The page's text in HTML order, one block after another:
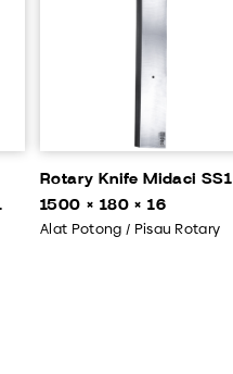
Rotary Knife Midaci SS1
1500 × 180 × 16
Alat Potong / Pisau Rotary